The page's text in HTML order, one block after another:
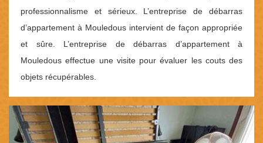
professionnalisme et sérieux. L’entreprise de débarras
d’appartement à Mouledous intervient de façon appropriée
et sûre. L’entreprise de débarras d’appartement à
Mouledous effectue une visite pour évaluer les couts des
objets récupérables.